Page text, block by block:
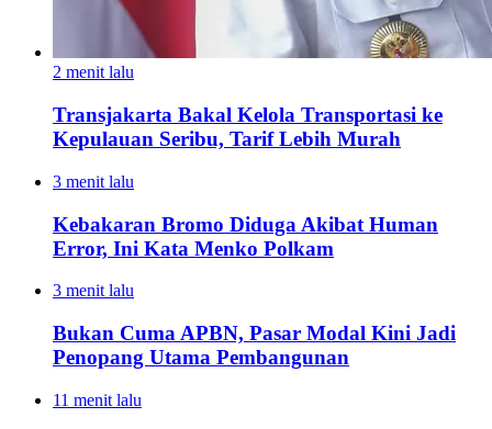
2 menit lalu
Transjakarta Bakal Kelola Transportasi ke
Kepulauan Seribu, Tarif Lebih Murah
3 menit lalu
Kebakaran Bromo Diduga Akibat Human
Error, Ini Kata Menko Polkam
3 menit lalu
Bukan Cuma APBN, Pasar Modal Kini Jadi
Penopang Utama Pembangunan
11 menit lalu